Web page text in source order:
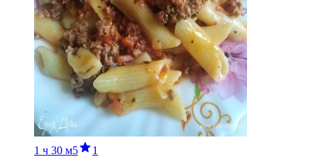
1 ч 30 м5 1